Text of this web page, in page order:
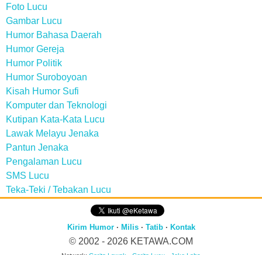
Foto Lucu
Gambar Lucu
Humor Bahasa Daerah
Humor Gereja
Humor Politik
Humor Suroboyoan
Kisah Humor Sufi
Komputer dan Teknologi
Kutipan Kata-Kata Lucu
Lawak Melayu Jenaka
Pantun Jenaka
Pengalaman Lucu
SMS Lucu
Teka-Teki / Tebakan Lucu
Kirim Humor· Milis· Tatib· Kontak
© 2002 - 2026 KETAWA.COM